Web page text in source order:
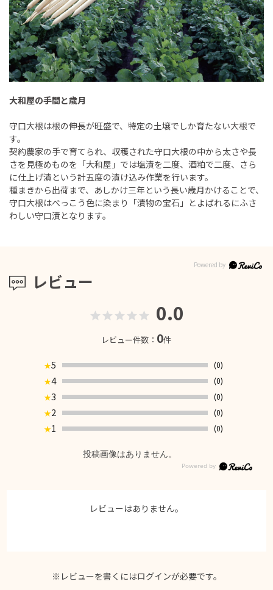
大和屋の手間と歳月
守口大根は根の伸長が旺盛で、特定の土壌でしか育たない大根で
す。
契約農家の手で育てられ、収穫された守口大根の中から太さや長
さを見極めものを「大和屋」では塩漬を二度、酒粕で二度、さら
に仕上げ漬という計五度の漬け込み作業を行います。
種まきから出荷まで、あしかけ三年という長い歳月かけることで、
守口大根はべっこう色に染まり「漬物の宝石」とよばれるにふさ
わしい守口漬となります。
レビュー
0.0
レビュー件数： 0件
★5
(0)
★4
(0)
★3
(0)
★2
(0)
★1 (0)
投稿画像はありません。
レビューはありません。
※レビューを書くにはログインが必要です。